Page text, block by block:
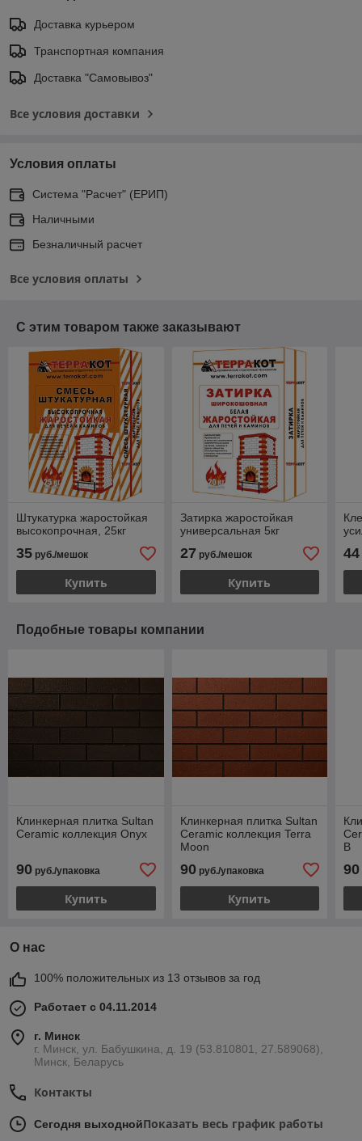
Доставка курьером
Транспортная компания
Доставка "Самовывоз"
Все условия доставки
Условия оплаты
Система "Расчет" (ЕРИП)
Наличными
Безналичный расчет
Все условия оплаты
С этим товаром также заказывают
Штукатурка жаростойкая
высокопрочная, 25кг
35 руб./мешок
Купить
Затирка жаростойкая
универсальная 5кг
27 руб./мешок
Купить
44
Подобные товары компании
Клинкерная плитка Sultan
Ceramic коллекция Onyx
90 руб./упаковка
Купить
Клинкерная плитка Sultan
Ceramic коллекция Terra
Moon
90руб./упаковка
Купить
B
90
О нас
100% положительных из 13 отзывов за год
Работает с 04.11.2014
г. Минск
г. Минск, ул. Бабушкина, д. 19 (53.810801, 27.589068),
Минск, Беларусь
Контакты
Сегодня выходнойПоказать весь график работы